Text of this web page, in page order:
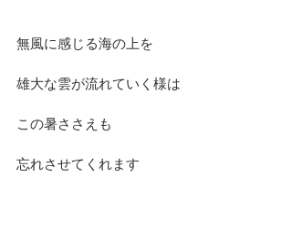
無風に感じる海の上を
雄大な雲が流れていく様は
この暑ささえも
忘れさせてくれます